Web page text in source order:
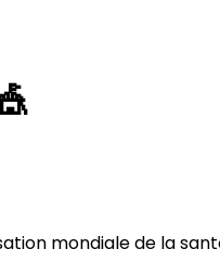
mondiale de la